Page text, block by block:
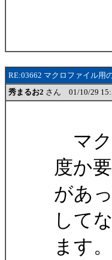
RE:03662 マクロファイル用
秀まるお2 さん 01/10/29
マク
度か
があ
して
ます。